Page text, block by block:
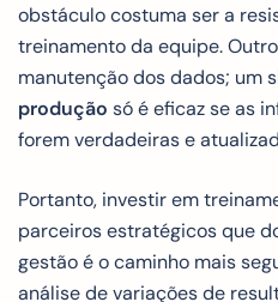
obstáculo costuma ser a
treinamento da equipe.
manutenção dos dados; um
produção só é eficaz se as
forem verdadeiras e
Portanto, investir em
parceiros estratégicos que
gestão é o caminho mais
análise de variações de